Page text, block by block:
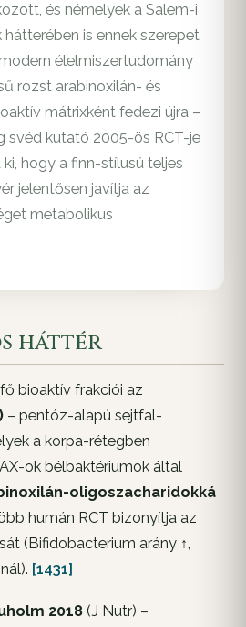
és némelyek a Salem-i
is ennek szerepet
élelmiszertudomány
rozst arabinoxilán- és
mátrixként fedezi újra –
svéd kutató 2005-ös RCT-je
hogy a finn-stílusú teljes
jelentősen javítja az
metabolikus
háttér
bioaktív frakciói az
– pentóz-alapú sejtfal-
a korpa-rétegben
ok bélbaktériumok által
oligoszacharidokká
humán RCT bizonyítja az
( Bifidobacterium arány ↑,
[1431]
2018 (J Nutr) –